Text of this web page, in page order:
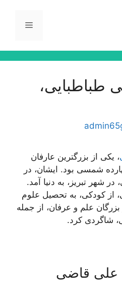
فهرست
طباطبایی،
، یکی از بزرگترین عارفان
شمسی بود. ایشان، در
در شهر تبریز، به دنیا آمد.
از کودکی، به تحصیل علوم
علم و عرفان، از جمله
شاگردی کرد.
علی قاضی